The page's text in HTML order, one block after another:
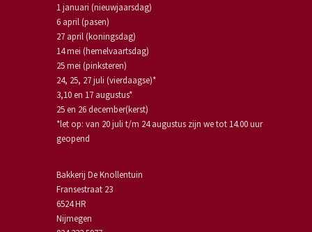
1 januari (nieuwjaarsdag)
6 april (pasen)
27 april (koningsdag)
14 mei (hemelvaartsdag)
25 mei (pinksteren)
24, 25, 27 juli (vierdaagse)*
3,10 en 17 augustus*
25 en 26 december(kerst)
*let op: van 20 juli t/m 24 augustus zijn we tot 14.00 uur
geopend
Bakkerij De Knollentuin
Fransestraat 23
6524 HR
Nijmegen